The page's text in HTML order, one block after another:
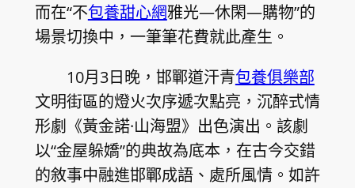
而在“不包養甜心網雅光—休閑—購物”的
場景切換中，一筆筆花費就此產生。
10月3日晚，邯鄲道汗青包養俱樂部
文明街區的燈火次序遞次點亮，沉醉式情
形劇《黃金諾·山海盟》出色演出。該劇
以“金屋躲嬌”的典故為底本，在古今交錯
的敘事中融進邯鄲成語、處所風情。如許